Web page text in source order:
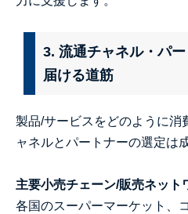
3. 流通チャネル・パ
届ける道筋
製品/サービスをどのように消
ャネルとパートナーの選定は
主要小売チェーン/販売ネット
各国のスーパーマーケット、